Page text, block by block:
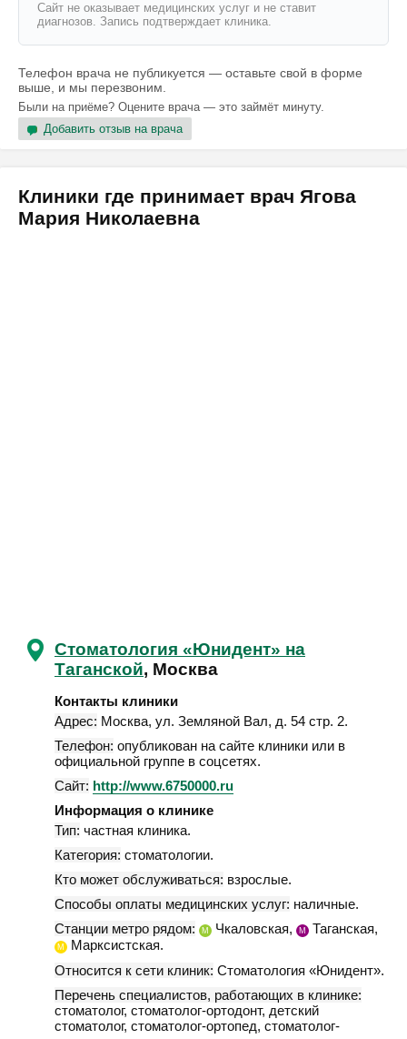
Сайт не оказывает медицинских услуг и не ставит
диагнозов. Запись подтверждает клиника.
Телефон врача не публикуется — оставьте свой в форме
выше, и мы перезвоним.
Были на приёме? Оцените врача — это займёт минуту.
Добавить отзыв на врача
Клиники где принимает врач Ягова
Мария Николаевна
Стоматология «Юнидент» на
Таганской, Москва
Контакты клиники
Адрес: Москва, ул. Земляной Вал, д. 54 стр. 2.
Телефон: опубликован на сайте клиники или в
официальной группе в соцсетях.
Сайт: http://www.6750000.ru
Информация о клинике
Тип: частная клиника.
Категория: стоматологии.
Кто может обслуживаться: взрослые.
Способы оплаты медицинских услуг: наличные.
Станции метро рядом:
М Чкаловская, М Таганская,
М
Марксистская.
Относится к сети клиник: Стоматология «Юнидент».
Перечень специалистов, работающих в клинике:
стоматолог, стоматолог-ортодонт, детский
стоматолог, стоматолог-ортопед, стоматолог-